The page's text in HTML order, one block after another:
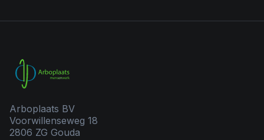
Arboplaats BV
Voorwillenseweg 18
2806 ZG Gouda